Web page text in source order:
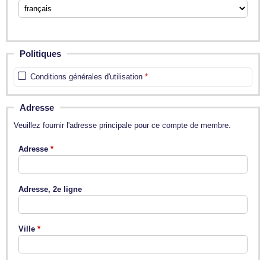
Politiques
Conditions générales d'utilisation
Adresse
Veuillez fournir l'adresse principale pour ce compte de membre.
Adresse
Adresse, 2e ligne
Ville